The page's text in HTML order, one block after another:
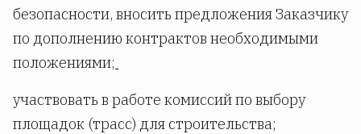
безопасности, вносить предложения Заказчику
по дополнению контрактов необходимыми
положениями;
участвовать в работе комиссий по выбору
площадок (трасс) для строительства;